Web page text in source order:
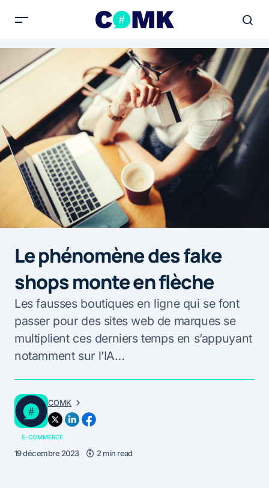
Le phénomène des fake
shops monte en flèche
Les fausses boutiques en ligne qui se font
passer pour des sites web de marques se
multiplient ces derniers temps en s’appuyant
notamment sur l’IA…
COMK
E-COMMERCE
19 décembre 2023 2 min read